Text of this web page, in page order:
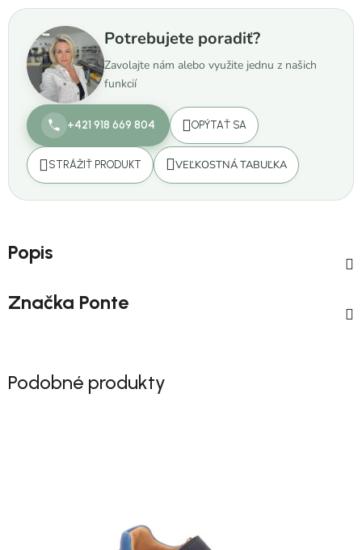
Potrebujete poradiť?
Zavolajte nám alebo využite jednu z našich
funkcií
+421 918 669 804 OPÝTAŤ SA
STRÁŽIŤ PRODUKT VEĽKOSTNÁ TABUĽKA
Popis
Značka Ponte
Podobné produkty